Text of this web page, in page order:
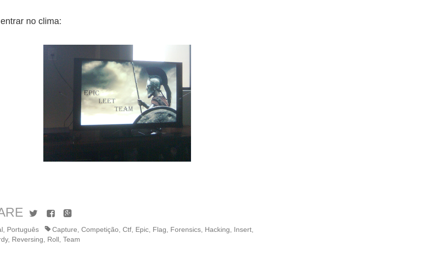
no clima:
TwitterFacebook
Google+
, Português Capture, Competição, Ctf, Epic, Flag, Forensics, Hacking, Insert,
, Reversing, Roll, Team